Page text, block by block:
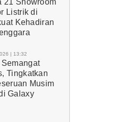
21 Showroom
Listrik di
Kehadiran
| 13:32
Tingkatkan
Musim
Galaxy